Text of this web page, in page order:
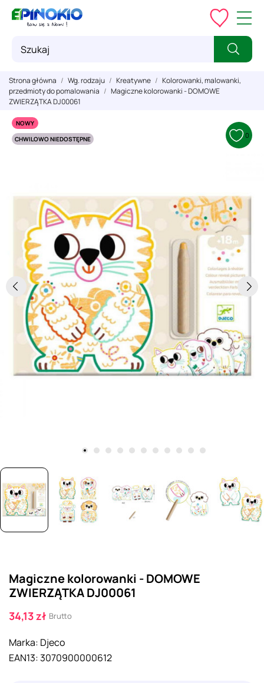
Strona główna Wg. rodzaju Kreatywne
Kolorowanki, malowanki,
przedmioty do pomalowania
Magiczne kolorowanki - DOMOWE
ZWIERZĄTKA DJ00061
NOWY
CHWILOWO NIEDOSTĘPNE
0
Magiczne kolorowanki - DOMOWE
ZWIERZĄTKA DJ00061
34,13 zł Brutto
Marka: Djeco
EAN13:3070900000612